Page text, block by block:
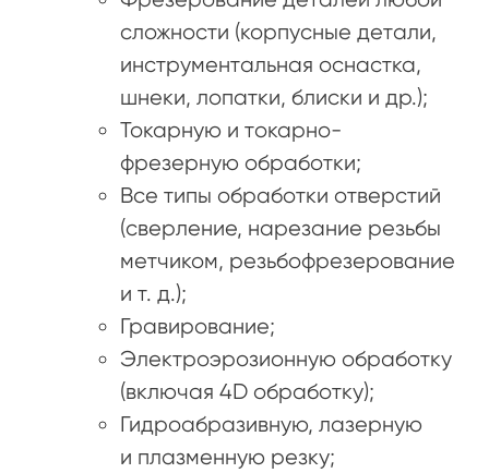
сложности (корпусные детали,
инструментальная оснастка,
шнеки, лопатки, блиски и др.);
Токарную и токарно-
фрезерную обработки;
Все типы обработки отверстий
(сверление, нарезание резьбы
метчиком, резьбофрезерование
и т. д.);
Гравирование;
Электроэрозионную обработку
(включая 4D обработку);
Гидроабразивную, лазерную
и плазменную резку;